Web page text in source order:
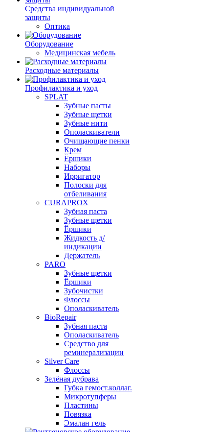
Средства индивидуальной
защиты
Оптика
Оборудование
Медицинская мебель
Расходные материалы
Профилактика и уход
SPLAT
Зубные пасты
Зубные щетки
Зубные нити
Ополаскиватели
Очищающие пенки
Крем
Ёршики
Наборы
Ирригатор
Полоски для
отбеливания
CURAPROX
Зубная паста
Зубные щетки
Ёршики
Жидкость д/
индикации
Держатель
PARO
Зубные щетки
Ёршики
Зубочистки
Флоссы
Ополаскиватель
BioRepair
Зубная паста
Ополаскиватель
Средство для
реминерализации
Silver Care
Флоссы
Зелёная дубрава
Губка гемост.коллаг.
Микротупферы
Пластины
Повязка
Эмалан гель